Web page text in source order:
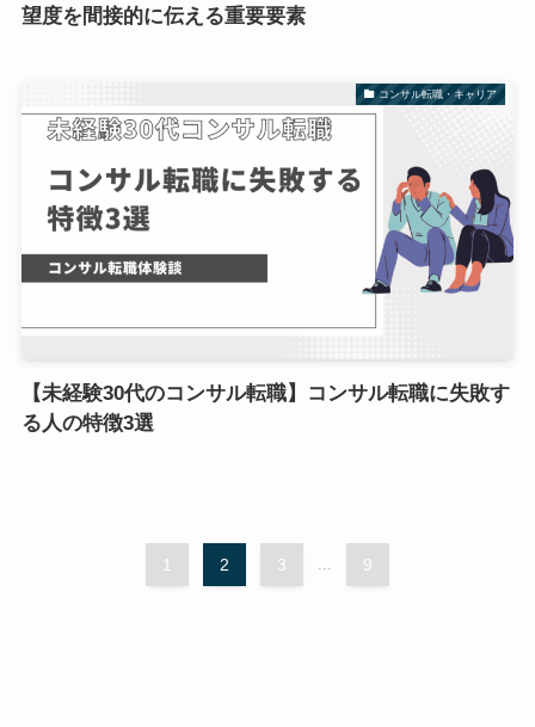
望度を間接的に伝える重要要素
コンサル転職・キャリア
【未経験30代のコンサル転職】コンサル転職に失敗す
る人の特徴3選
1 2 3 9